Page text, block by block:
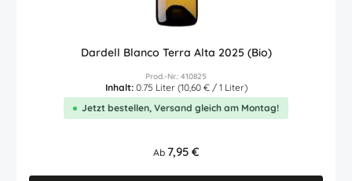
Dardell Blanco Terra Alta 2025 (Bio)
Prod.-Nr.: 410825
Inhalt: 0.75 Liter (10,60 € / 1 Liter)
Jetzt bestellen, Versand gleich am Montag!
Regulärer Preis:
Ab 7,95 €